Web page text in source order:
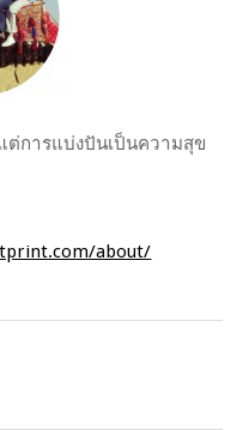
ต่การแบ่งปันเป็นความสุข
about/